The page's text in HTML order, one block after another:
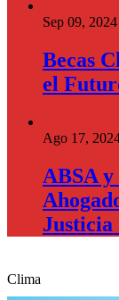
Sep 09, 2024
Becas
el
Ago 17,
ABSA
Clima